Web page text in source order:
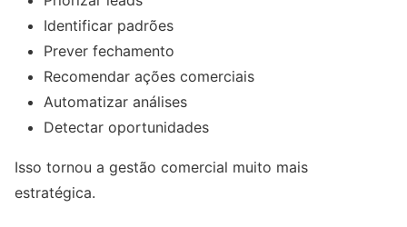
Identificar padrões
Prever fechamento
Recomendar ações comerciais
Automatizar análises
Detectar oportunidades
Isso tornou a gestão comercial muito mais
estratégica.